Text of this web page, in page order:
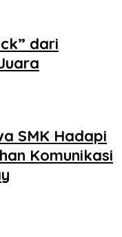
dari
SMK Hadapi
Komunikasi